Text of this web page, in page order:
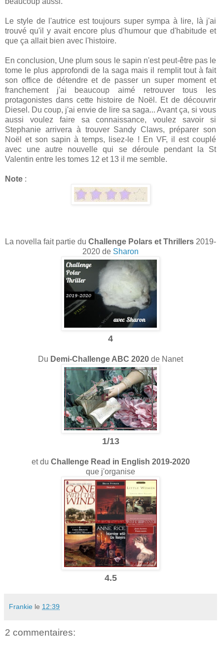
Le style de l'autrice est toujours super sympa à lire, là j'ai
trouvé qu'il y avait encore plus d'humour que d'habitude et
que ça allait bien avec l'histoire.
En conclusion, Une plum sous le sapin n'est peut-être pas le
tome le plus approfondi de la saga mais il remplit tout à fait
son office de détendre et de passer un super moment et
franchement j'ai beaucoup aimé retrouver tous les
protagonistes dans cette histoire de Noël. Et de découvrir
Diesel. Du coup, j'ai envie de lire sa saga... Avant ça, si vous
aussi voulez faire sa connaissance, voulez savoir si
Stephanie arrivera à trouver Sandy Claws, préparer son
Noël et son sapin à temps, lisez-le ! En VF, il est couplé
avec une autre nouvelle qui se déroule pendant la St
Valentin entre les tomes 12 et 13 il me semble.
Note :
La novella fait partie du Challenge Polars et Thrillers 2019-
2020 de Sharon
4
Du Demi-Challenge ABC 2020 de Nanet
1/13
et du Challenge Read in English 2019-2020
que j'organise
4.5
Frankie le 12:39
2 commentaires: